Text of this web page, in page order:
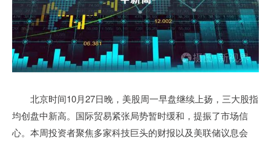
北京时间10月27日晚，美股周一早盘继续上扬，三大股指
均创盘中新高。国际贸易紧张局势暂时缓和，提振了市场信
心。本周投资者聚焦多家科技巨头的财报以及美联储议息会